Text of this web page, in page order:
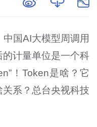
国AI大模型周调用
计量单位是一个科
！Token是啥？它
系？总台央视科技